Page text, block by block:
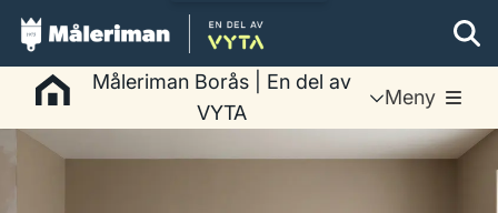
Måleriman Borås | En del av
VYTA
Meny